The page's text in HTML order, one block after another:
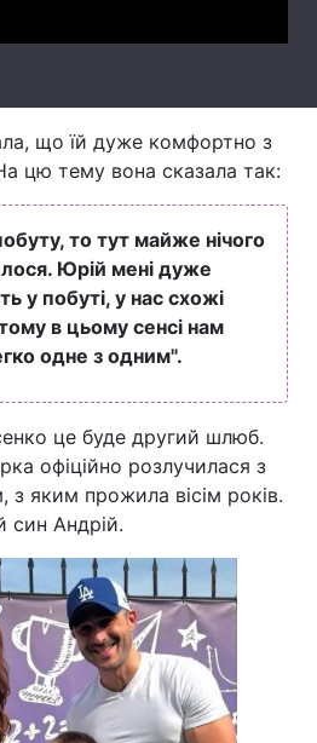
що їй дуже комфортно з
цю тему вона сказала так:
то тут майже нічого
Юрій мені дуже
у побуті, у нас схожі
в цьому сенсі нам
одне з одним".
це буде другий шлюб.
офіційно розлучилася з
з яким прожила вісім років.
син Андрій.